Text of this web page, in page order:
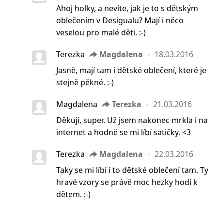
Ahoj holky, a nevíte, jak je to s dětským
oblečením v Desigualu? Mají i něco
veselou pro malé děti. :-)
Terezka Magdalena
18.03.2016
Jasně, mají tam i dětské oblečení, které je
stejně pěkné. :-)
Magdalena Terezka
21.03.2016
Děkuji, super. Už jsem nakonec mrkla i na
internet a hodně se mi líbí satičky. <3
Terezka Magdalena
22.03.2016
Taky se mi líbí i to dětské oblečení tam. Ty
hravé vzory se právě moc hezky hodí k
dětem. :-)